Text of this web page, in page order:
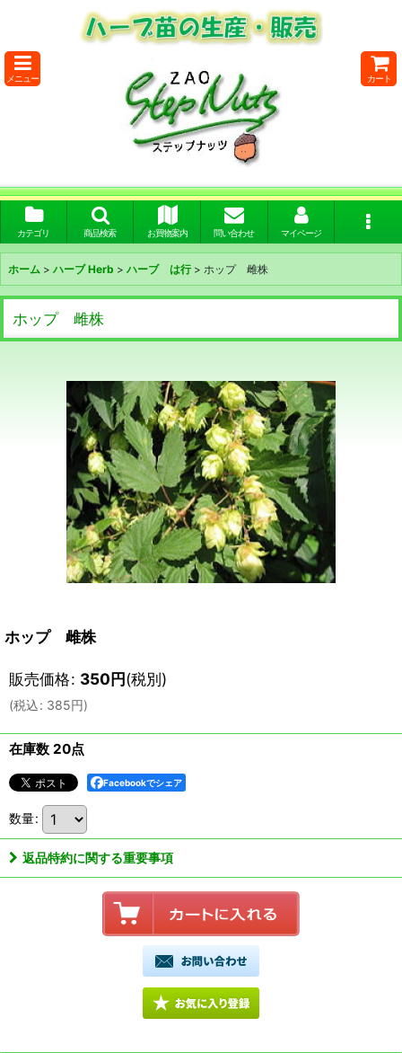
メニュー カート
カテゴリ 商品検索 お買物案内 問い合わせ マイページ
ホーム > ハーブ Herb > ハーブ は行 > ホップ 雌株
ホップ 雌株
ホップ 雌株
販売価格: 350円(税別)
(税込: 385円)
在庫数 20点
Facebookでシェア
数量:
返品特約に関する重要事項